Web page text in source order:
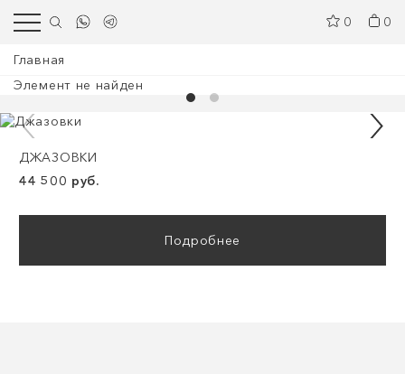
0 0
Главная
Элемент не найден
ДЖАЗОВКИ
44 500 руб.
Подробнее